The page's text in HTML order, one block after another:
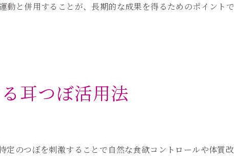
と併用することが、長期的な成果を得るためのポイント
耳つぼ活用法
のつぼを刺激することで自然な食欲コントロールや体質